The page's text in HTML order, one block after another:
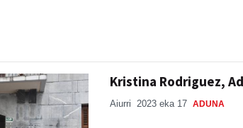
Kristina Rodriguez,
Aiurri 2023 eka 17 ADUNA